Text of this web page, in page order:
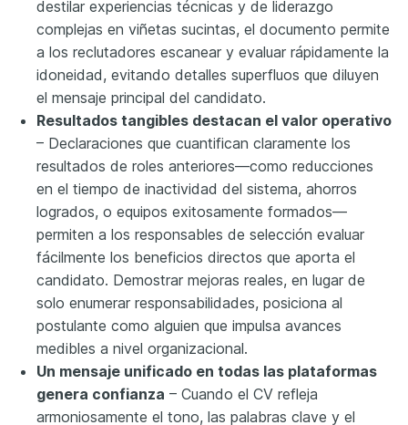
destilar experiencias técnicas y de liderazgo
complejas en viñetas sucintas, el documento permite
a los reclutadores escanear y evaluar rápidamente la
idoneidad, evitando detalles superfluos que diluyen
el mensaje principal del candidato.
Resultados tangibles destacan el valor operativo
– Declaraciones que cuantifican claramente los
resultados de roles anteriores—como reducciones
en el tiempo de inactividad del sistema, ahorros
logrados, o equipos exitosamente formados—
permiten a los responsables de selección evaluar
fácilmente los beneficios directos que aporta el
candidato. Demostrar mejoras reales, en lugar de
solo enumerar responsabilidades, posiciona al
postulante como alguien que impulsa avances
medibles a nivel organizacional.
Un mensaje unificado en todas las plataformas
genera confianza – Cuando el CV refleja
armoniosamente el tono, las palabras clave y el